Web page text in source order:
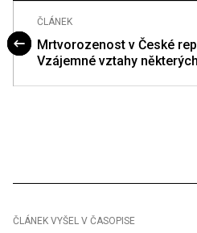
ČLÁNEK
Mrtvorozenost v České
Vzájemné vztahy
ČLÁNEK VYŠEL V ČASOPISE